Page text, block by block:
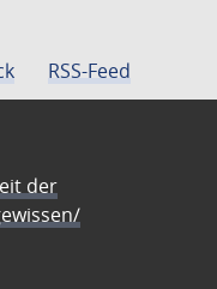
RSS-Feed
der